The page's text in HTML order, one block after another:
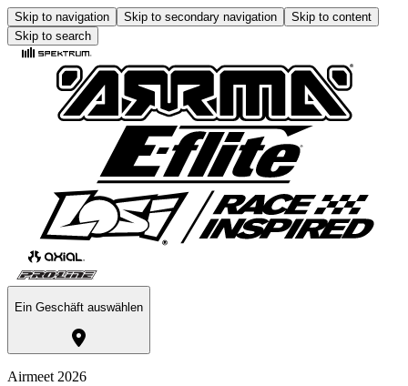
Skip to navigation Skip to secondary navigation
Skip to content
Skip to search
Ein Geschäft auswählen
Airmeet 2026